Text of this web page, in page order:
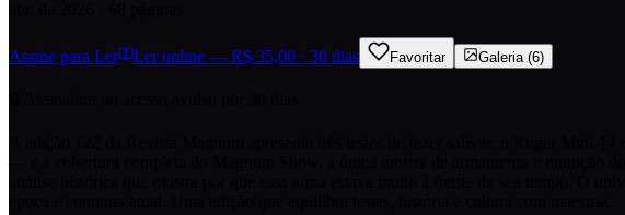
Assine para Ler Ler online — R$ 35,00 · 30 dias Favoritar Galeria (6)